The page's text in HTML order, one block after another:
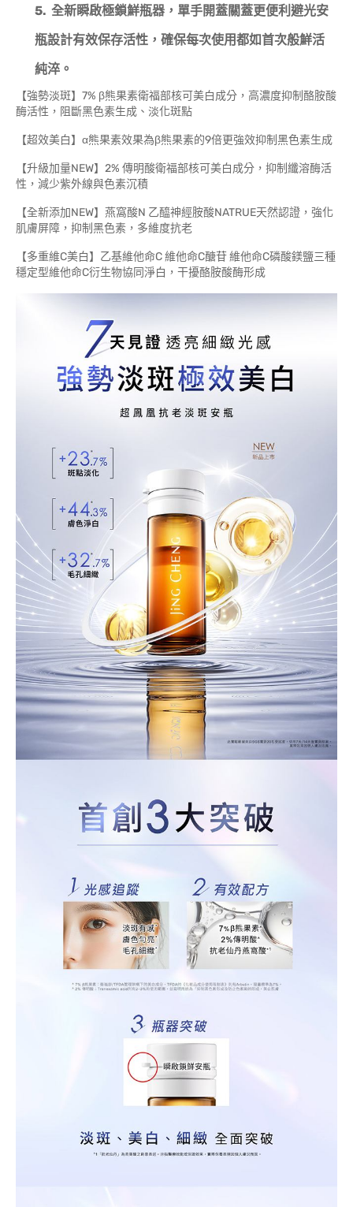
5.全新瞬啟極鎖鮮瓶器， 單手開蓋關蓋更便利避光安
瓶設計有效保存活性，確保每次使用都如首次般鮮活
純淬。
【強勢淡斑】7% β熊果素衛福部核可美白成分，高濃度抑制酪胺酸
酶活性，阻斷黑色素生成、淡化斑點
【超效美白】α熊果素效果為β熊果素的9倍更強效抑制黑色素生成
【升級加量NEW】2% 傳明酸衛福部核可美白成分，抑制纖溶酶活
性，減少紫外線與色素沉積
【全新添加NEW】燕窩酸N 乙醯神經胺酸NATRUE天然認證，強化
肌膚屏障，抑制黑色素，多維度抗老
【多重維C美白】乙基維他命C 維他命C醣苷 維他命C磷酸鎂鹽三種
穩定型維他命C衍生物協同淨白，干擾酪胺酸酶形成